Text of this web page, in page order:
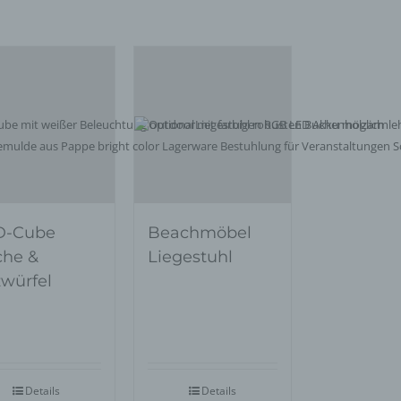
Cube
&
Details
Beachmöbel
Liegestuhl
Details
dass